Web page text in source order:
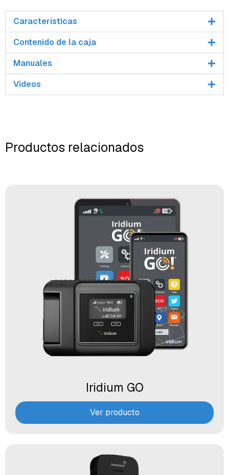
Características
Contenido de la caja
Manuales
Videos
Productos relacionados
Iridium GO
Ver producto